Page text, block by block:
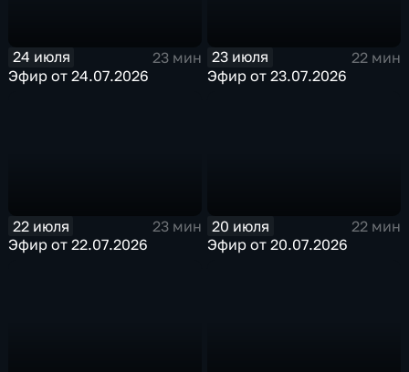
24 июля
23 мин
Эфир от 24.07.2026
23 июля
22 мин
Эфир от 23.07.2026
22 июля
23 мин
Эфир от 22.07.2026
20 июля
22 мин
Эфир от 20.07.2026